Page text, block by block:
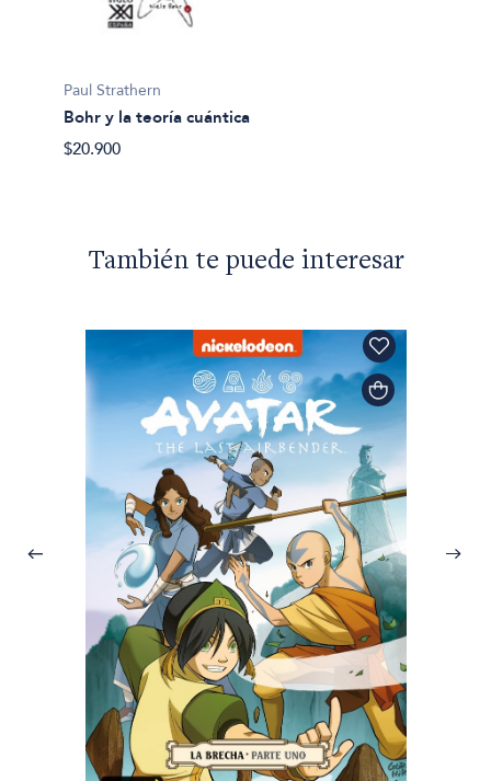
Paul Strathern
Bohr y la teoría cuántica
$20.900
También te puede interesar